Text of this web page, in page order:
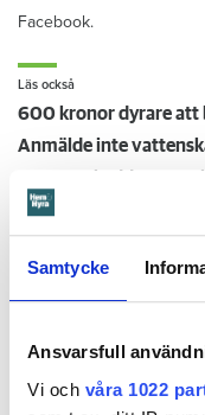
Samtycke
Ansvarsfull
Vi och våra 1022
Facebook.
Läs också
600 kronor dyrare att
duschen